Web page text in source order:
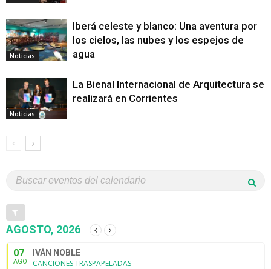
Noticias
Iberá celeste y blanco: Una aventura por
los cielos, las nubes y los espejos de
agua
Noticias
La Bienal Internacional de Arquitectura se
realizará en Corrientes
AGOSTO, 2026
07
AGO
IVÁN NOBLE
CANCIONES TRASPAPELADAS